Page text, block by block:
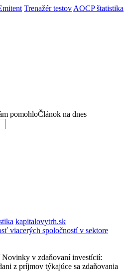
Trenažér testov AOCP štatistika
pomohloČlánok na dnes
kapitalovytrh.sk
viacerých spoločností v sektore
Novinky v zdaňovaní investícií:
z príjmov týkajúce sa zdaňovania